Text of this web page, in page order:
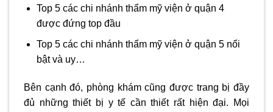
Top 5 các chi nhánh thẩm mỹ viện ở quận 4
được đứng top đầu
Top 5 các chi nhánh thẩm mỹ viện ở quận 5 nổi
bật và uy…
Bên cạnh đó, phòng khám cũng được trang bị đầy
đủ những thiết bị y tế cần thiết rất hiện đại. Mọi